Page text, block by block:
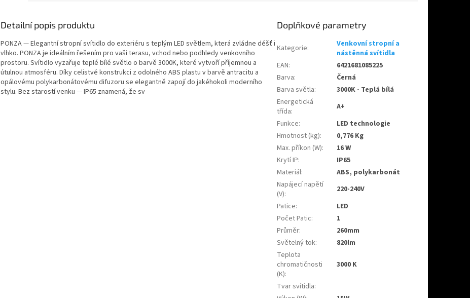
Detailní popis produktu
PONZA — Elegantní stropní svítidlo do exteriéru s teplým LED světlem, která zvládne déšť i
vlhko. PONZA je ideálním řešením pro vaši terasu, vchod nebo podhledy venkovního
prostoru. Svítidlo vyzařuje teplé bílé světlo o barvě 3000K, které vytvoří příjemnou a
útulnou atmosféru. Díky celistvé konstrukci z odolného ABS plastu v barvě antracitu a
opálovému polykarbonátovému difuzoru se elegantně zapojí do jakéhokoli moderního
stylu. Bez starostí venku — IP65 znamená, že sv
Doplňkové parametry
Kategorie:
Venkovní stropní a
nástěnná svítidla
EAN:
6421681085225
Barva:
Černá
Barva světla:
3000K - Teplá bílá
Energetická
třída:
A+
Funkce:
LED technologie
Hmotnost (kg):
0,776 Kg
Max. příkon (W):
16 W
Krytí IP:
IP65
Materiál:
ABS, polykarbonát
Napájecí napětí
(V):
220-240V
Patice:
LED
Počet Patic:
1
Průměr:
260mm
Světelný tok:
820lm
Teplota
chromatičnosti
(K):
3000 K
Tvar svítidla: